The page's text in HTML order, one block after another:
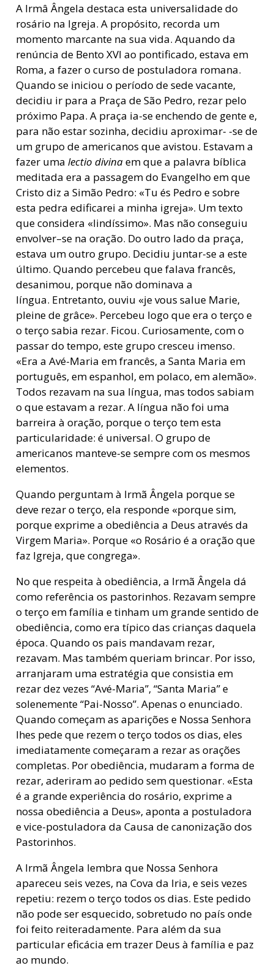
A Irmâ Ângela destaca esta universalidade do
rosário na Igreja. A propósito, recorda um
momento marcante na sua vida. Aquando da
renúncia de Bento XVI ao pontificado, estava em
Roma, a fazer o curso de postuladora romana.
Quando se iniciou o período de sede vacante,
decidiu ir para a Praça de São Pedro, rezar pelo
próximo Papa. A praça ia-se enchendo de gente e,
para não estar sozinha, decidiu aproximar- -se de
um grupo de americanos que avistou. Estavam a
fazer uma lectio divinaem que a palavra bíblica
meditada era a passagem do Evangelho em que
Cristo diz a Simão Pedro: «Tu és Pedro e sobre
esta pedra edificarei a minha igreja». Um texto
que considera «lindíssimo». Mas não conseguiu
envolver–se na oração. Do outro lado da praça,
estava um outro grupo. Decidiu juntar-se a este
último. Quando percebeu que falava francês,
desanimou, porque não dominava a
língua. Entretanto, ouviu «je vous salue Marie,
pleine de grâce». Percebeu logo que era o terço e
o terço sabia rezar. Ficou. Curiosamente, com o
passar do tempo, este grupo cresceu imenso.
«Era a Avé-Maria em francês, a Santa Maria em
português, em espanhol, em polaco, em alemão».
Todos rezavam na sua língua, mas todos sabiam
o que estavam a rezar. A língua não foi uma
barreira à oração, porque o terço tem esta
particularidade: é universal. O grupo de
americanos manteve-se sempre com os mesmos
elementos.
Quando perguntam à Irmã Ângela porque se
deve rezar o terço, ela responde «porque sim,
porque exprime a obediência a Deus através da
Virgem Maria». Porque «o Rosário é a oração que
faz Igreja, que congrega».
No que respeita à obediência, a Irmã Ângela dá
como referência os pastorinhos. Rezavam sempre
o terço em família e tinham um grande sentido de
obediência, como era típico das crianças daquela
época. Quando os pais mandavam rezar,
rezavam. Mas também queriam brincar. Por isso,
arranjaram uma estratégia que consistia em
rezar dez vezes “Avé-Maria”, “Santa Maria” e
solenemente “Pai-Nosso”. Apenas o enunciado.
Quando começam as aparições e Nossa Senhora
lhes pede que rezem o terço todos os dias, eles
imediatamente começaram a rezar as orações
completas. Por obediência, mudaram a forma de
rezar, aderiram ao pedido sem questionar. «Esta
é a grande experiência do rosário, exprime a
nossa obediência a Deus», aponta a postuladora
e vice-postuladora da Causa de canonização dos
Pastorinhos.
A Irmã Ângela lembra que Nossa Senhora
apareceu seis vezes, na Cova da Iria, e seis vezes
repetiu: rezem o terço todos os dias. Este pedido
não pode ser esquecido, sobretudo no país onde
foi feito reiteradamente. Para além da sua
particular eficácia em trazer Deus à família e paz
ao mundo.